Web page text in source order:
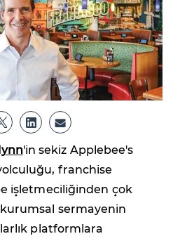
'in sekiz Applebee's
franchise
işletmeciliğinden çok
sermayenin
platformlara